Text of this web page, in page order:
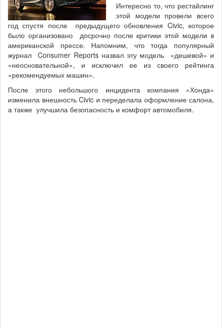
Интересно то, что рестайлинг
этой модели провели всего
год спустя после предыдущего обновления Civic, которое
было организовано досрочно после критики этой модели в
американской прессе. Напомним, что тогда популярный
журнал Consumer Reports назвал эту модель «дешевой» и
«неосновательной», и исключил ее из своего рейтинга
«рекомендуемых машин».
После этого небольшого инцидента компания «Хонда»
изменила внешность Civic и переделала оформление салона,
а также улучшила безопасность и комфорт автомобиля.